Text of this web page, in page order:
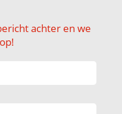
achter en we